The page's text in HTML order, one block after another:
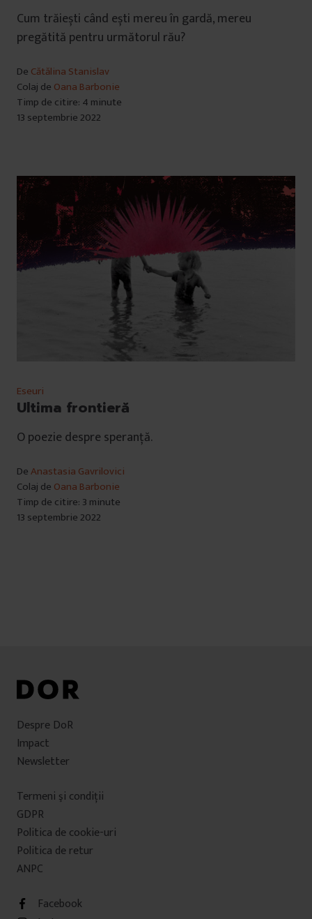
Cum trăiești când ești mereu în gardă, mereu
pregătită pentru următorul rău?
De Cătălina Stanislav
Colaj de Oana Barbonie
Timp de citire: 4 minute
13 septembrie 2022
Eseuri
Ultima frontieră
O poezie despre speranță.
DeAnastasia Gavrilovici
Colaj de Oana Barbonie
Timp de citire: 3 minute
13 septembrie 2022
Despre DoR
Impact
Newsletter
Termeni şi condiţii
GDPR
Politica de cookie-uri
Politica de retur
ANPC
Facebook